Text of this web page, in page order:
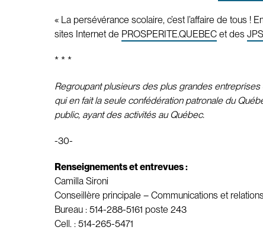
« La persévérance scolaire, c’est l’affaire de tous
sites Internet de PROSPERITE.QUEBEC et des
* * *
Regroupant plusieurs des plus grandes
qui en fait la seule confédération patronale du
public, ayant des activités au Québec.
-30-
Renseignements et entrevues :
Camilla Sironi
Conseillère principale – Communications et
Bureau : 514-288-5161 poste 243
Cell. : 514-265-5471